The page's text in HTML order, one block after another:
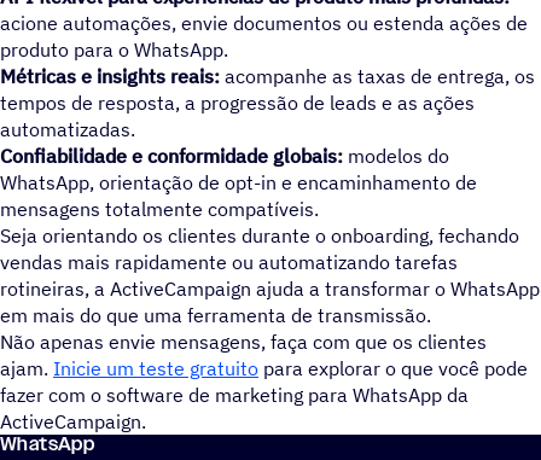
acione automações, envie documentos ou estenda ações de
produto para o WhatsApp.
Métricas e insights reais: acompanhe as taxas de entrega, os
tempos de resposta, a progressão de leads e as ações
automatizadas.
Confiabilidade e conformidade globais: modelos do
WhatsApp, orientação de opt-in e encaminhamento de
mensagens totalmente compatíveis.
Seja orientando os clientes durante o onboarding, fechando
vendas mais rapidamente ou automatizando tarefas
rotineiras, a ActiveCampaign ajuda a transformar o WhatsApp
em mais do que uma ferramenta de transmissão.
Não apenas envie mensagens, faça com que os clientes
ajam. Inicie um teste gratuito para explorar o que você pode
fazer com o software de marketing para WhatsApp da
ActiveCampaign.
WhatsApp